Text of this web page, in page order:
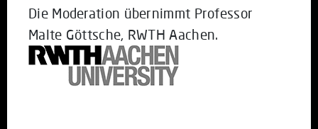
Die Moderation übernimmt Professor
Malte Göttsche, RWTH Aachen.